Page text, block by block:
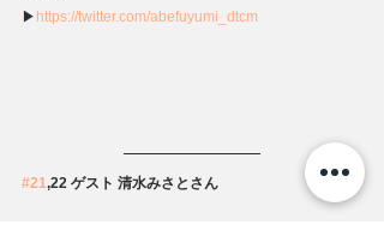
▶ https://twitter.com/abefuyumi_dtcm
#21,22 ゲスト 清水みさとさん